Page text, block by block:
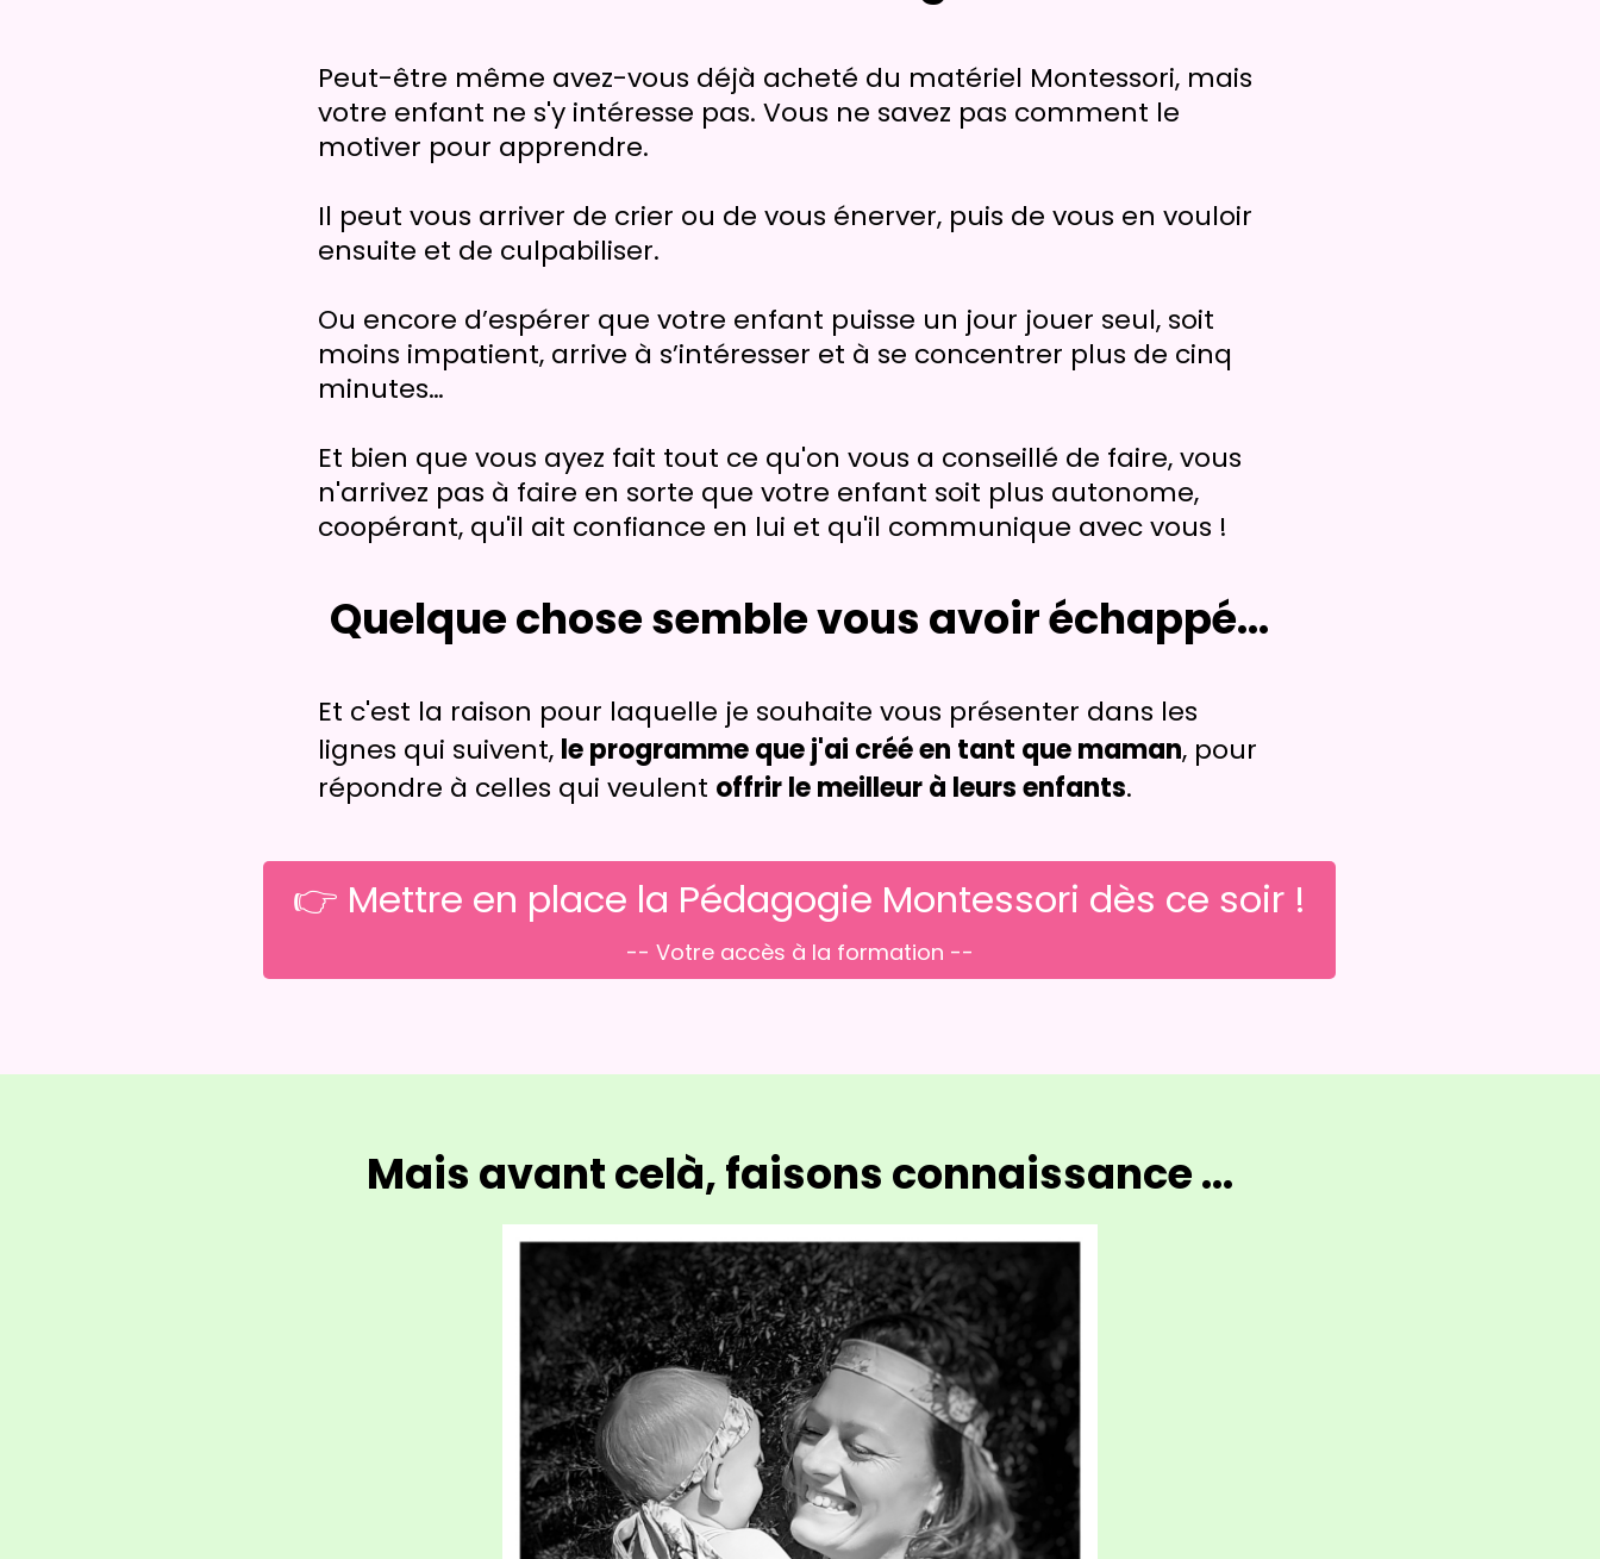
Peut-être même avez-vous déjà acheté du matériel Montessori, mais
votre enfant ne s'y intéresse pas. Vous ne savez pas comment le
motiver pour apprendre.
Il peut vous arriver de crier ou de vous énerver, puis de vous en vouloir
ensuite et de culpabiliser.
Ou encore d’espérer que votre enfant puisse un jour jouer seul, soit
moins impatient, arrive à s’intéresser et à se concentrer plus de cinq
minutes…
Et bien que vous ayez fait tout ce qu'on vous a conseillé de faire, vous
n'arrivez pas à faire en sorte que votre enfant soit plus autonome,
coopérant, qu'il ait confiance en lui et qu'il communique avec vous !
Quelque chose semble vous avoir échappé...
Et c'est la raison pour laquelle je souhaite vous présenter dans les
lignes qui suivent, le programme que j'ai créé en tant que maman, pour
répondre à celles qui veulent offrir le meilleur à leurs enfants.
👉 Mettre en place la Pédagogie Montessori dès ce soir !
-- Votre accès à la formation --
Mais avant celà, faisons connaissance ...